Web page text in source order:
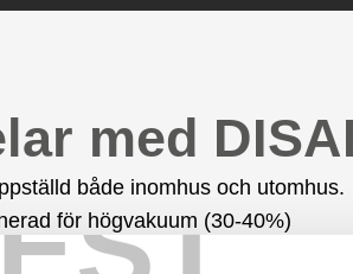
med
både inomhus och utomhus.
för högvakuum (30-40%)
utblåsljuddämpare och